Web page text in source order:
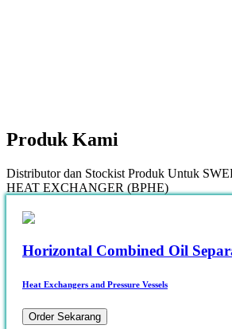
Produk Kami
Distributor dan Stockist Produk Untuk
HEAT EXCHANGER (BPHE)
Horizontal Combined Oil
Heat Exchangers and Pressure Vessels
Order Sekarang